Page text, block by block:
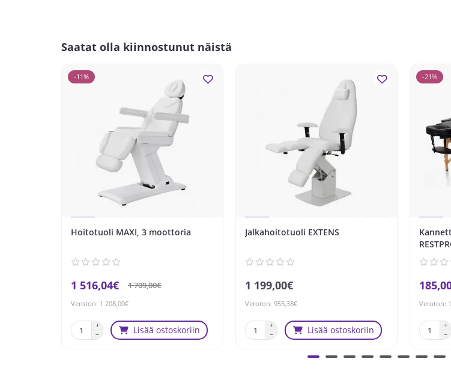
Saatat olla kiinnostunut näistä
-11%
Hoitotuoli MAXI, 3 moottoria
1 516,04€ 1 709,00€
Veroton: 1 208,00€
Lisää ostoskoriin
Jalkahoitotuoli EXTENS
1 199,00€
Veroton: 955,38€
Lisää ostoskoriin
-21%
Veroton: